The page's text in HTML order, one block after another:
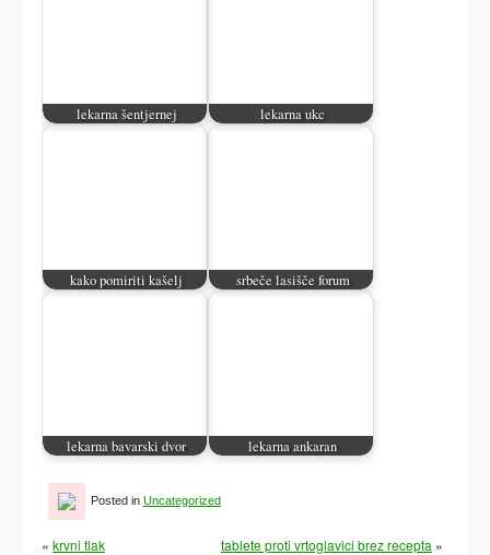
lekarna šentjernej lekarna ukc
kako pomiriti kašelj srbeče lasišče forum
lekarna bavarski dvor lekarna ankaran
Posted in Uncategorized
«krvni tlak tablete proti vrtoglavici brez recepta »